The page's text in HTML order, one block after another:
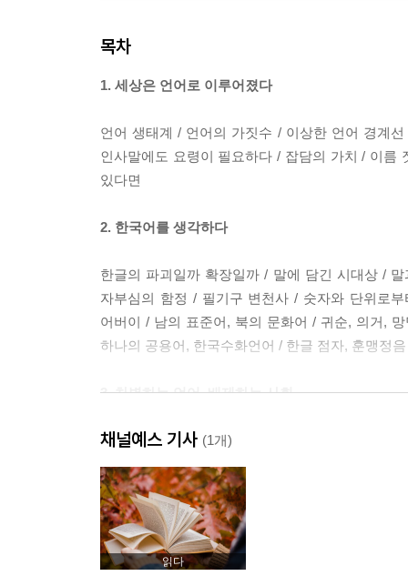
목차
1. 세상은 언어로 이루어졌다
언어 생태계 / 언어의 가짓수 / 이상한 언어 경계
인사말에도 요령이 필요하다 / 잡담의 가치 / 이름
있다면
2. 한국어를 생각하다
한글의 파괴일까 확장일까 / 말에 담긴 시대상 /
자부심의 함정 / 필기구 변천사 / 숫자와 단위로
어버이 / 남의 표준어, 북의 문화어 / 귀순, 의거,
하나의 공용어, 한국수화언어 / 한글 점자, 훈맹정음
3. 차별하는 언어, 배제하는 사회
나이를 묻지 말아야 하는 이유 / 실패한 어휘, 인
분화하는 가족을 품는 말 / 가족에 대한 편견을 강
손주 / 고령화 시대의 언어 문제 / 소외되지 않는 의
멈추게 하려면
채널예스 기사 (1개)
읽다